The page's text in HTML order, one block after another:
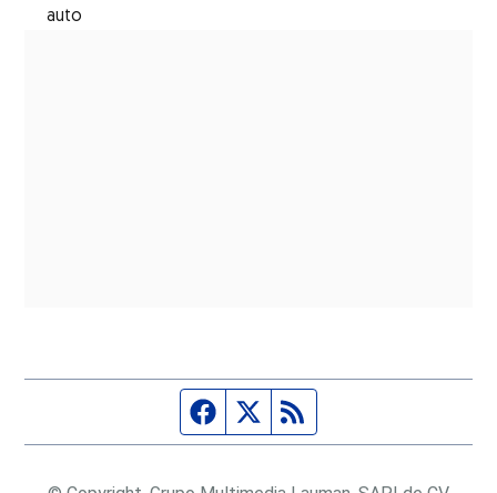
auto
Página de Facebook
Fuente Twitter